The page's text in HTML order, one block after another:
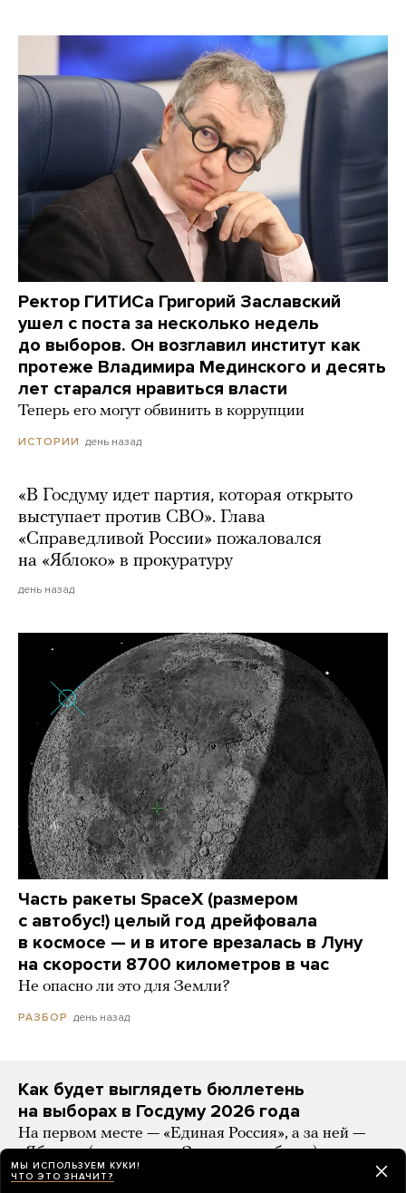
Ректор ГИТИСа Григорий Заславский
ушел с поста за несколько недель
до выборов. Он возглавил институт как
протеже Владимира Мединского и десять
лет старался нравиться власти
Теперь его могут обвинить в коррупции
ИСТОРИИ день назад
«В Госдуму идет партия, которая открыто
выступает против СВО». Глава
«Справедливой России» пожаловался
на «Яблоко» в прокуратуру
день назад
Часть ракеты SpaceX (размером
с автобус!) целый год дрейфовала
в космосе — и в итоге врезалась в Луну
на скорости 8700 километров в час
Не опасно ли это для Земли?
РАЗБОР день назад
Как будет выглядеть бюллетень
на выборах в Госдуму 2026 года
На первом месте — «Единая Россия», а за ней —
«Яблоко» (с лозунгом «За мир и свободу»)
НОВОСТИ день назад
МЫ ИСПОЛЬЗУЕМ КУКИ!
ЧТО ЭТО ЗНАЧИТ?